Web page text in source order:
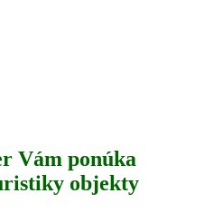
Vám ponúka
objekty